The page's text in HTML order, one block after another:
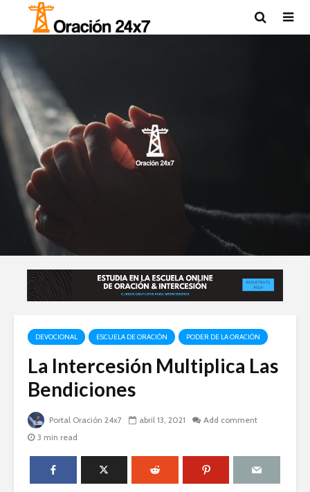
DEVOCIONAL ESCUELA DE ORACIÓN PODER DE LA ORACIÓN
La Intercesión Multiplica Las
Bendiciones
Portal Oración 24x7 abril 13, 2021
Add comment
3 min read